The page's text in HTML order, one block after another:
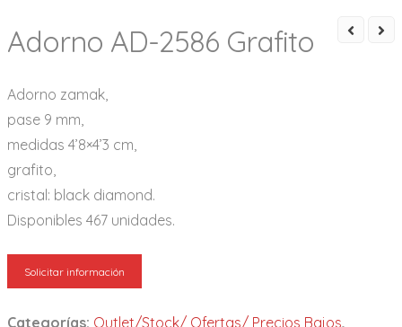
Adorno AD-2586 Grafito
Adorno zamak,
pase 9 mm,
medidas 4’8×4’3 cm,
grafito,
cristal: black diamond.
Disponibles 467 unidades.
Solicitar información
Categorías: Outlet/Stock/ Ofertas/ Precios Bajos,